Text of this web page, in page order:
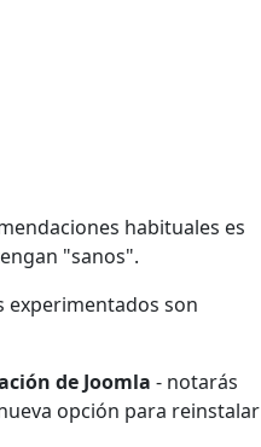
habituales es
"sanos".
experimentados son
de Joomla - notarás
opción para reinstalar